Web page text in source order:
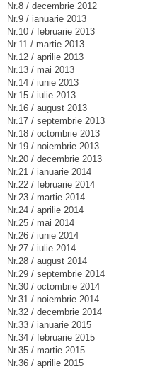
Nr.8 / decembrie 2012
Nr.9 / ianuarie 2013
Nr.10 / februarie 2013
Nr.11 / martie 2013
Nr.12 / aprilie 2013
Nr.13 / mai 2013
Nr.14 / iunie 2013
Nr.15 / iulie 2013
Nr.16 / august 2013
Nr.17 / septembrie 2013
Nr.18 / octombrie 2013
Nr.19 / noiembrie 2013
Nr.20 / decembrie 2013
Nr.21 / ianuarie 2014
Nr.22 / februarie 2014
Nr.23 / martie 2014
Nr.24 / aprilie 2014
Nr.25 / mai 2014
Nr.26 / iunie 2014
Nr.27 / iulie 2014
Nr.28 / august 2014
Nr.29 / septembrie 2014
Nr.30 / octombrie 2014
Nr.31 / noiembrie 2014
Nr.32 / decembrie 2014
Nr.33 / ianuarie 2015
Nr.34 / februarie 2015
Nr.35 / martie 2015
Nr.36 / aprilie 2015